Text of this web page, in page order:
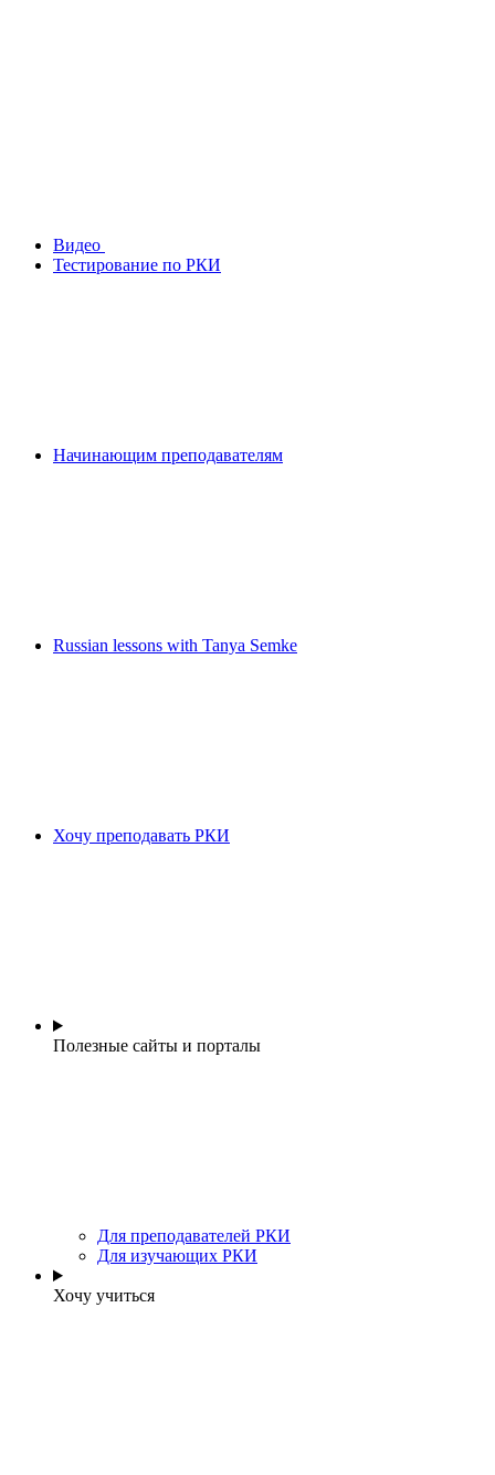
Видео
Тестирование по РКИ
Начинающим преподавателям
Russian lessons with Tanya Semke
Хочу преподавать РКИ
Полезные сайты и порталы
Для преподавателей РКИ
Для изучающих РКИ
Хочу учиться